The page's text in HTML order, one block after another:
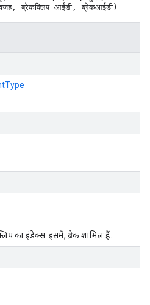
ब्रेकक्लिप आईडी, ब्रेकआईडी)
का इंडेक्स. इसमें, ब्रेक शामिल हैं.